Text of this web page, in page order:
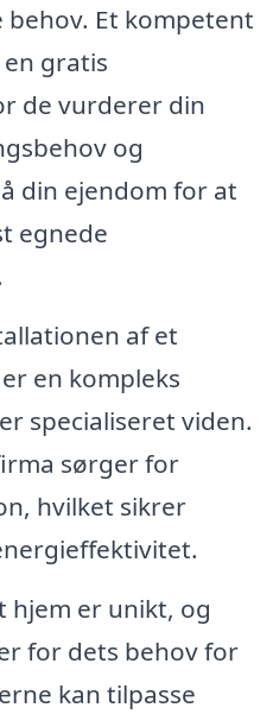
Et kompetent
gratis
de vurderer din
og
din ejendom for at
egnede
af et
en kompleks
specialiseret viden.
sørger for
hvilket sikrer
hjem er unikt, og
for dets behov for
kan tilpasse